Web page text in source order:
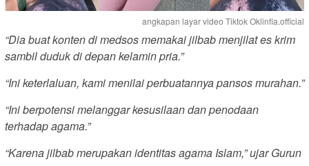
angkapan layar video Tiktok Oklinfia.official
“Dia buat konten di medsos memakai jilbab menjilat es krim
sambil duduk di depan kelamin pria.”
“Ini keterlaluan, kami menilai perbuatannya pansos murahan.”
“Ini berpotensi melanggar kesusilaan dan penodaan
terhadap agama.”
“Karena jilbab merupakan identitas agama Islam,” ujar Gurun